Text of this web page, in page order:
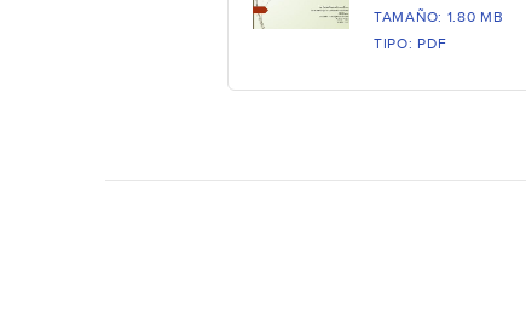
TAMAÑO: 1.80 MB
TIPO: PDF